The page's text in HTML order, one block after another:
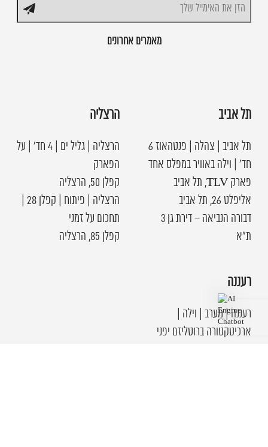
מאמרים אחרונים
תל אביב
תל אביב | צהלה | פנטהאוז 6
חד׳ | וילה באוויר במפלס אחד
פארק TLV, תל אביב
אליפלט 26, תל אביב
דבורה הנביאה – דירת גן 3
ת"א
הרצליה
הרצליה | גליל ים | 4 חד׳ | על
הפארק
קפלן 50, הרצליה
תחכום על זמני
קפלן 85, הרצליה
רעננה
רעננה | מערב | וילה |
ארכיטקטורה ברוטליזם יפני